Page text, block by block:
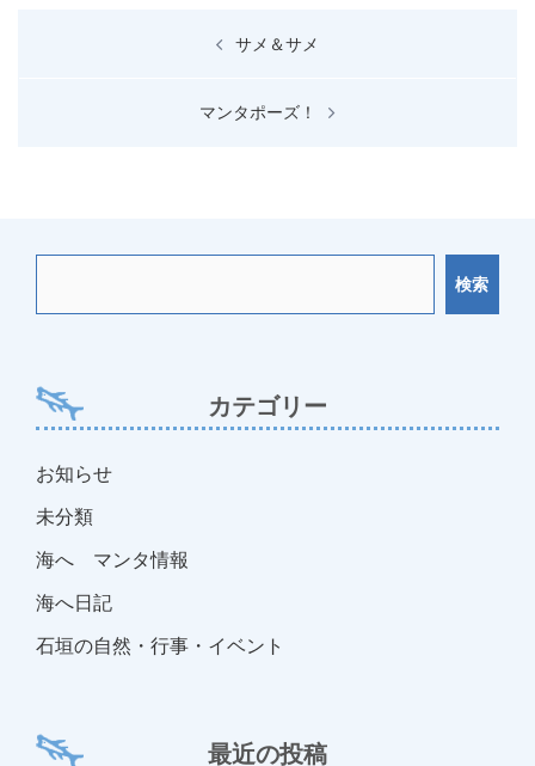
ョ
サメ＆サメ
マンタポーズ！
検索
カテゴリー
お知らせ
未分類
海へ マンタ情報
海へ日記
石垣の自然・行事・イベント
最近の投稿